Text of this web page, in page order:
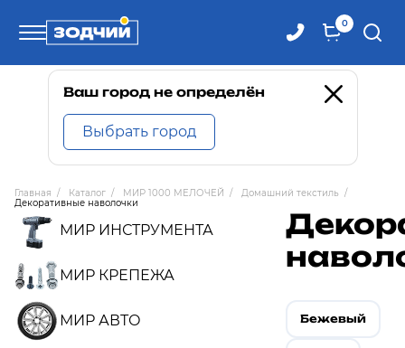
0
Телефоны
8 800 100-71-71
8 (4242) 30-00-27
8 (4242) 30-00-72
Ваш город не определён
Выбрать город
Главная / Каталог / МИР 1000 МЕЛОЧЕЙ / Домашний текстиль /
Декоративные наволочки
МИР ИНСТРУМЕНТА
МИР КРЕПЕЖА
МИР АВТО Бежевый